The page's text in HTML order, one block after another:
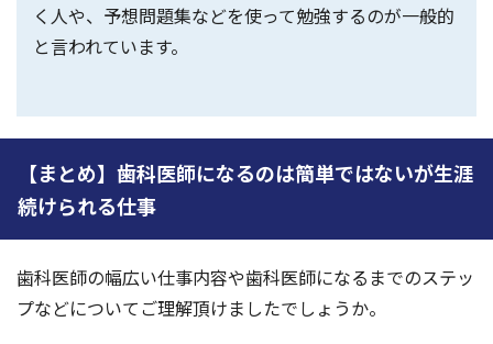
く人や、予想問題集などを使って勉強するのが一般的
と言われています。
【まとめ】歯科医師になるのは簡単ではないが生涯
続けられる仕事
歯科医師の幅広い仕事内容や歯科医師になるまでのステッ
プなどについてご理解頂けましたでしょうか。